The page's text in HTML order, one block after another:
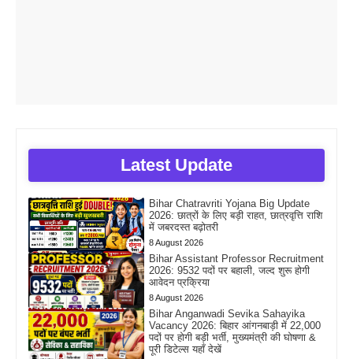
Latest Update
Bihar Chatravriti Yojana Big Update
2026: छात्रों के लिए बड़ी राहत, छात्रवृत्ति राशि
में जबरदस्त बढ़ोतरी
8 August 2026
Bihar Assistant Professor Recruitment
2026: 9532 पदों पर बहाली, जल्द शुरू होगी
आवेदन प्रक्रिया
8 August 2026
Bihar Anganwadi Sevika Sahayika
Vacancy 2026: बिहार आंगनबाड़ी में 22,000
पदों पर होगी बड़ी भर्ती, मुख्यमंत्री की घोषणा &
पूरी डिटेल्स यहाँ देखें